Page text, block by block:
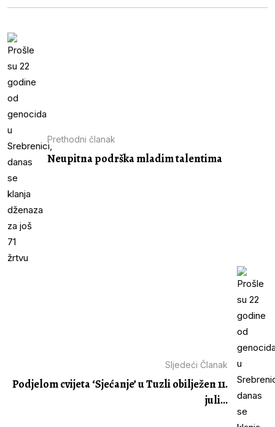
Prethodni članak
Neupitna podrška mladim talentima
Sljedeći Članak
Podjelom cvijeta ‘Sjećanje’ u Tuzli obilježen 11.
juli...